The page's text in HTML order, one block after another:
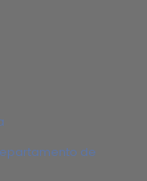
de